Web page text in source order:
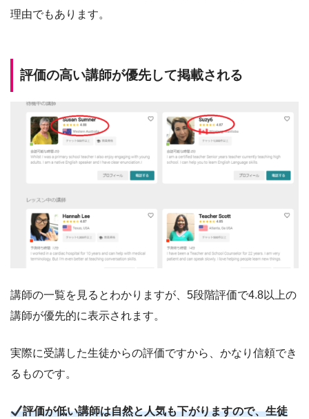
理由でもあります。
評価の高い講師が優先して掲載される
講師の一覧を見るとわかりますが、5段階評価で4.8以上の
講師が優先的に表示されます。
実際に受講した生徒からの評価ですから、かなり信頼でき
るものです。
評価が低い講師は自然と人気も下がりますので、生徒